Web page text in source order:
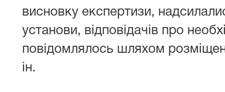
висновку експертизи,
установи, відповідачів про
повідомлялось шляхом
ін.